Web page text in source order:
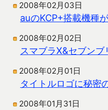
2008年02月03日
auのKCP+搭載機種
2008年02月02日
スマブラX&セブンブ
2008年02月01日
タイトルロゴに秘密
2008年01月31日